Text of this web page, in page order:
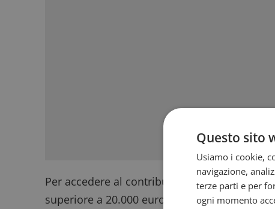
Per accedere al contributo è necessario
superiore a 20.000 euro. Il limite è riferito al
Questo sito
Usiamo i cookie,
navigazione,
terze parti e per
ogni momento